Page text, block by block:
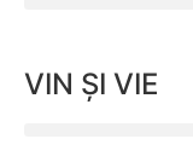
VIN ȘI VIE